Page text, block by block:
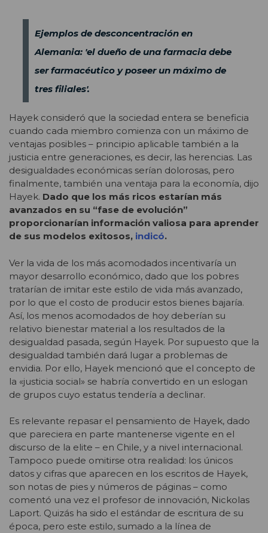
Ejemplos de desconcentración en
Alemania: 'el dueño de una farmacia debe
ser farmacéutico y poseer un máximo de
tres filiales'.
Hayek consideró que la sociedad entera se beneficia
cuando cada miembro comienza con un máximo de
ventajas posibles – principio aplicable también a la
justicia entre generaciones, es decir, las herencias. Las
desigualdades económicas serían dolorosas, pero
finalmente, también una ventaja para la economía, dijo
Hayek. Dado que los más ricos estarían más
avanzados en su “fase de evolución”
proporcionarían información valiosa para aprender
de sus modelos exitosos, indicó.
Ver la vida de los más acomodados incentivaría un
mayor desarrollo económico, dado que los pobres
tratarían de imitar este estilo de vida más avanzado,
por lo que el costo de producir estos bienes bajaría.
Así, los menos acomodados de hoy deberían su
relativo bienestar material a los resultados de la
desigualdad pasada, según Hayek. Por supuesto que la
desigualdad también dará lugar a problemas de
envidia. Por ello, Hayek mencionó que el concepto de
la «justicia social» se habría convertido en un eslogan
de grupos cuyo estatus tendería a declinar.
Es relevante repasar el pensamiento de Hayek, dado
que pareciera en parte mantenerse vigente en el
discurso de la elite – en Chile, y a nivel internacional.
Tampoco puede omitirse otra realidad: los únicos
datos y cifras que aparecen en los escritos de Hayek,
son notas de pies y números de páginas – como
comentó una vez el profesor de innovación, Nickolas
Laport. Quizás ha sido el estándar de escritura de su
época, pero este estilo, sumado a la línea de